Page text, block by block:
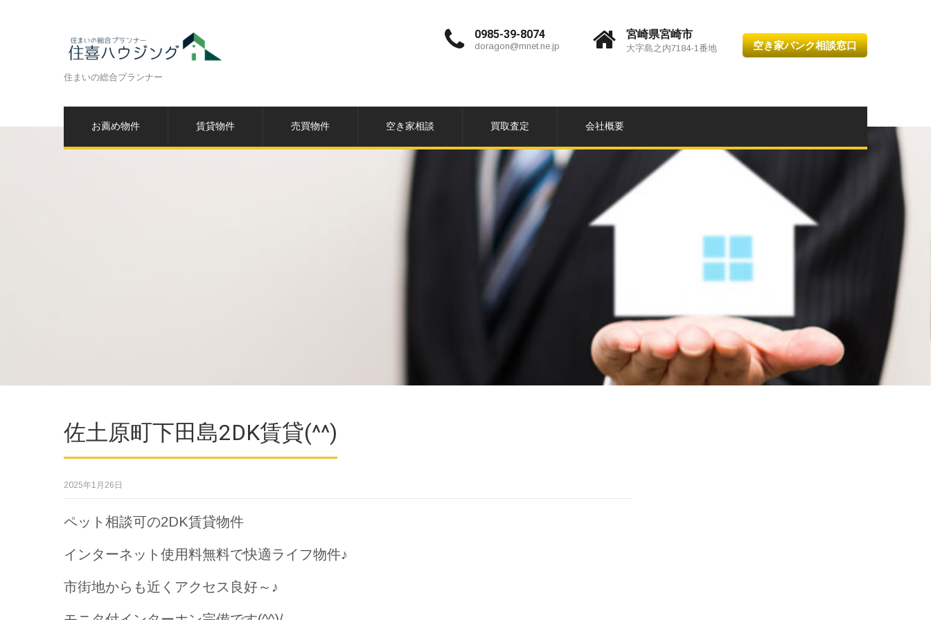
住まいの総合プランナー
0985-39-8074
doragon@mnet.ne.jp
宮崎県宮崎市
大字島之内7184-1番地 空き家バンク相談窓口
お薦め物件 賃貸物件 売買物件 空き家相談 買取査定 会社概要
佐土原町下田島2DK賃貸(^^)
2025年1月26日
ペット相談可の2DK賃貸物件
インターネット使用料無料で快適ライフ物件♪
市街地からも近くアクセス良好～♪